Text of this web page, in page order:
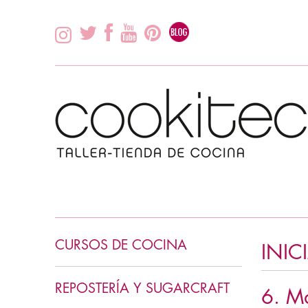
CURSOS DE COCINA
COCINA ASIÁTICA
REPOSTERÍA Y SUGARCRAFT 6.